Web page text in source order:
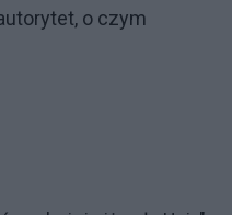
o czym